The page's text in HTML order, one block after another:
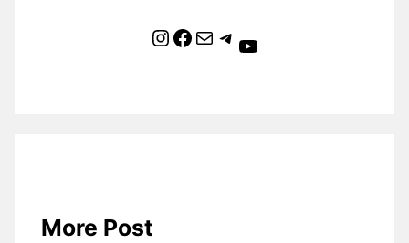
Instagram Facebook Mail Telegram YouTube
More Post